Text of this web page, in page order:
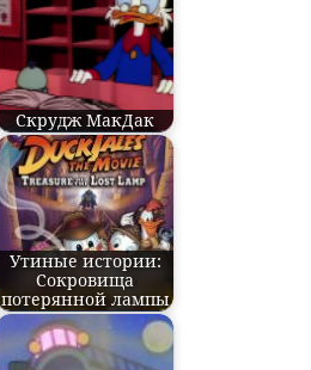
Скрудж МакДак
Утиные истории:
Сокровища
потерянной лампы